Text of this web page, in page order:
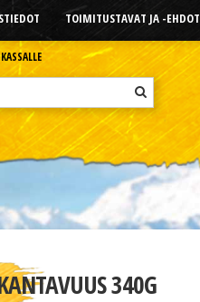
TOIMITUSTAVAT JA -EHDOT
340G